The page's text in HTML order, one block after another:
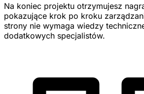
Na koniec projektu otrzymujesz
pokazujące krok po kroku
strony nie wymaga wiedzy
dodatkowych specjalistów.